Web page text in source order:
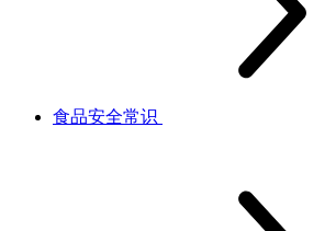
食品安全常识